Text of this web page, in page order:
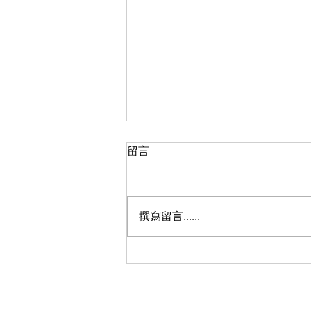
八月份的催眠課程
留言
撰寫留言......